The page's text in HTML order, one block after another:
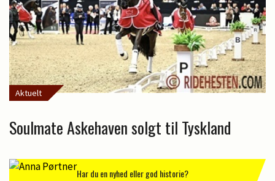
Aktuelt
Soulmate Askehaven solgt til Tyskland
Har du en nyhed eller god historie?